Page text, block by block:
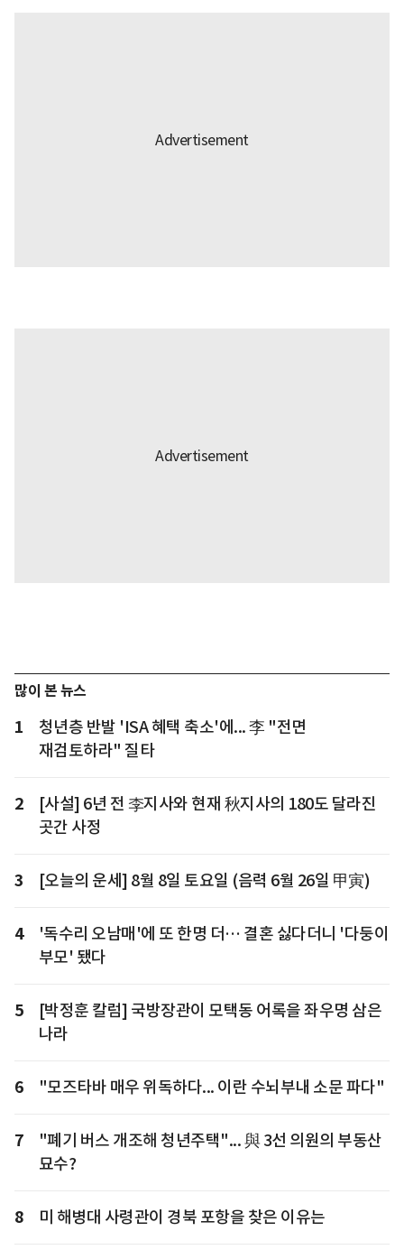
많이 본 뉴스
1
청년층 반발 'ISA 혜택 축소'에... 李 "전면
재검토하라" 질타
2
[사설] 6년 전 李지사와 현재 秋지사의 180도 달라진
곳간 사정
3 [오늘의 운세] 8월 8일 토요일 (음력 6월 26일 甲寅)
4
'독수리 오남매'에 또 한명 더… 결혼 싫다더니 '다둥이
부모' 됐다
5
[박정훈 칼럼] 국방장관이 모택동 어록을 좌우명 삼은
나라
6 "모즈타바 매우 위독하다... 이란 수뇌부내 소문 파다"
7
"폐기 버스 개조해 청년주택"... 與 3선 의원의 부동산
묘수?
8 미 해병대 사령관이 경북 포항을 찾은 이유는